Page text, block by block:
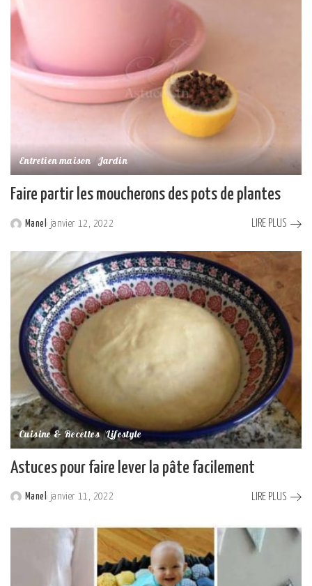
Entretien maison Jardin
Faire partir les moucherons des pots de plantes
Posted
Manel janvier 12, 2022 LIRE PLUS
Cuisine & Recettes Lifestyle
Astuces pour faire lever la pâte facilement
Manel janvier 11, 2022 LIRE PLUS